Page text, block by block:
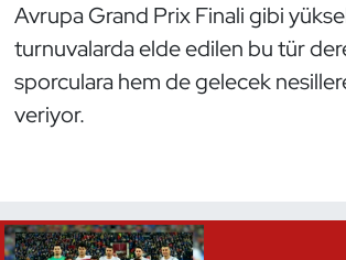
Avrupa Grand Prix Finali gibi
turnuvalarda elde edilen bu tür
sporculara hem de gelecek
veriyor.